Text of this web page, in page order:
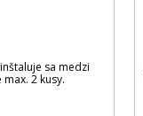
sa medzi
2 kusy.